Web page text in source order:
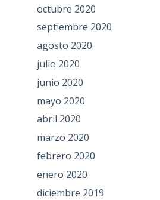
octubre 2020
septiembre 2020
agosto 2020
julio 2020
junio 2020
mayo 2020
abril 2020
marzo 2020
febrero 2020
enero 2020
diciembre 2019